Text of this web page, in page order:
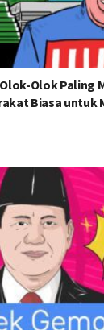
Olok Paling
Biasa untuk